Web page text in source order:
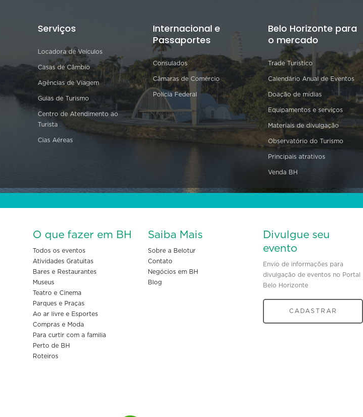
Serviços
Locadora de Veículos
Casas de Câmbio
Agências de Viagem
Guias de Turismo
Centro de Atendimento ao
Turista
Cias Aéreas
Internacional e
Passaportes
Consulados
Câmaras de Comércio
Polícia Federal
Belo Horizonte para
o mercado
Trade Turístico
Calendário Anual de Eventos
Doação de mídias
Equipamentos e serviços
Materiais de divulgação
Observatório do Turismo
Principais atrativos
Venda BH
O que fazer em BH
Todos os eventos
Atividades Gratuitas
Bares e Restaurantes
Museus
Teatro e Cinema
Parques e Praças
Ao ar livre e Esportes
Compras e Moda
Para curtir com a familia
Perto de BH
Roteiros
Saiba Mais
Sobre a Belotur
Contato
Negócios em BH
Blog
Divulgue seu
evento
Envio de informações para
divulgação de eventos no Portal
Belo Horizonte
CADASTRAR